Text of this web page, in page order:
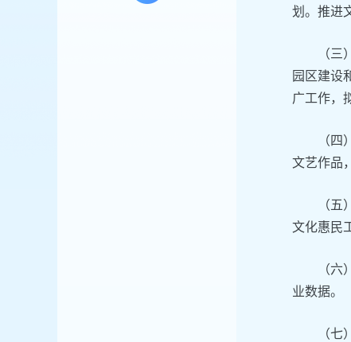
划。推进
（
园区建设
广工作，
（
文艺作品
（
文化惠民
（
业数据。
（